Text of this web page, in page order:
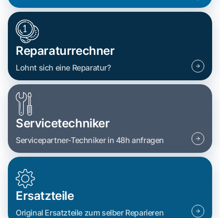
Reparaturrechner
Lohnt sich eine Reparatur?
Servicetechniker
Servicepartner-Techniker in 48h anfragen
Ersatzteile
Original Ersatzteile zum selber Reparieren